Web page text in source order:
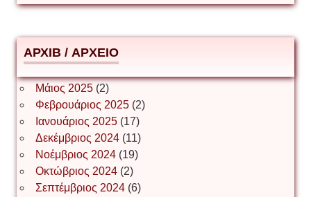
Δημήτριος Ζακοντινός
ΕΥΑΓΓΕΛΟΣ ΜΩΚΟΣ
Ιωάννης Σ. Παπαφλωράτος
ΝΙΚΟΣ ΓΑΤΟΣ
АРХІВ / ΑΡΧΕΙΟ
Μάιος 2025(2)
Φεβρουάριος 2025(2)
Ιανουάριος 2025(17)
Δεκέμβριος 2024(11)
Νοέμβριος 2024(19)
Οκτώβριος 2024(2)
Σεπτέμβριος 2024(6)